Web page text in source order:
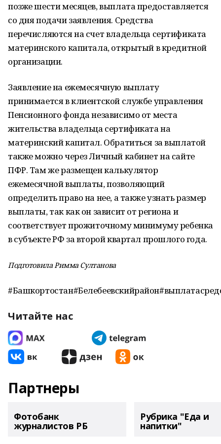
позже шести месяцев, выплата предоставляется
со дня подачи заявления. Средства
перечисляются на счет владельца сертификата
материнского капитала, открытый в кредитной
организации.
Заявление на ежемесячную выплату
принимается в клиентской службе управления
Пенсионного фонда независимо от места
жительства владельца сертификата на
материнский капитал. Обратиться за выплатой
также можно через Личный кабинет на сайте
ПФР. Там же размещен калькулятор
ежемесячной выплаты, позволяющий
определить право на нее, а также узнать размер
выплаты, так как он зависит от региона и
соответствует прожиточному минимуму ребенка
в субъекте РФ за второй квартал прошлого года.
Подготовила Римма Султанова
Читайте нас
Партнеры
Фотобанк
журналистов РБ
Рубрика "Еда и
напитки"